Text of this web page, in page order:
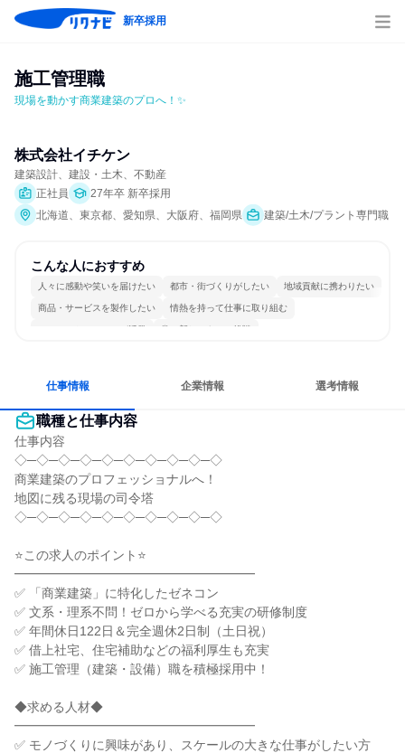
新卒採用
施工管理職
現場を動かす商業建築のプロへ！✨
株式会社イチケン
建築設計、建設・土木、不動産
正社員
27年卒 新卒採用
北海道、東京都、愛知県、大阪府、福岡県
建築/土木/プラント専門職
こんな人におすすめ
人々に感動や笑いを届けたい 都市・街づくりがしたい 地域貢献に携わりたい
商品・サービスを製作したい 情熱を持って仕事に取り組む
コミュニケーションが活発 常に新しいものに挑戦
仕事情報 企業情報 選考情報
職種と仕事内容
仕事内容
◇─◇─◇─◇─◇─◇─◇─◇─◇─◇
商業建築のプロフェッショナルへ！
地図に残る現場の司令塔
◇─◇─◇─◇─◇─◇─◇─◇─◇─◇
⭐この求人のポイント⭐
━━━━━━━━━━━━━━━━━━━
✅ 「商業建築」に特化したゼネコン
✅ 文系・理系不問！ゼロから学べる充実の研修制度
✅ 年間休日122日＆完全週休2日制（土日祝）
✅ 借上社宅、住宅補助などの福利厚生も充実
✅ 施工管理（建築・設備）職を積極採用中！
◆求める人材◆
━━━━━━━━━━━━━━━━━━━
✅ モノづくりに興味があり、スケールの大きな仕事がしたい方